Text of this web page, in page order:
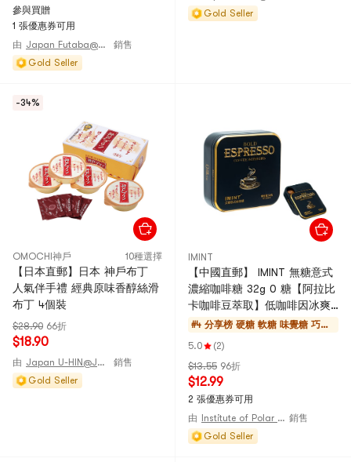
參與買贈
1 張優惠券可用
由
Japan Futaba@JAPAN
銷售
Gold Seller
Gold Seller
-34%
OMOCHI神戶 10種選擇
【日本直郵】日本 神戶布丁
人氣伴手禮 經典原味香醇絲滑
布丁 4個裝
$28.90 66折
$18.90
由 Japan U-HIN@JAPAN
銷售
Gold Seller
IMINT
【中國直郵】 IMINT 無糖意式
濃縮咖啡糖 32g 0 糖【阿拉比
卡咖啡豆萃取】低咖啡因冰爽
絲滑清潤口感 推拉便攜小金鐵
解膩清新口氣 免沖泡即食提神
平替硬糖零食
#4 分享榜 硬糖 軟糖 味覺糖 巧克
5.0
(2)
$13.55 96折
$12.99
2 張優惠券可用
由
Institute of Polar Substances 銷售
Gold Seller